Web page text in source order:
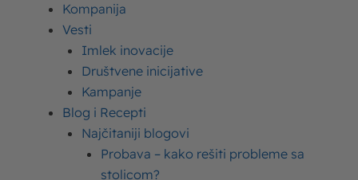
Kompanija
Vesti
Imlek inovacije
Društvene inicijative
Kampanje
Blog i Recepti
Najčitaniji blogovi
Probava – kako rešiti probleme sa
stolicom?
Izdvojeni proizvodi
Slatka pavlaka Moja Kravica